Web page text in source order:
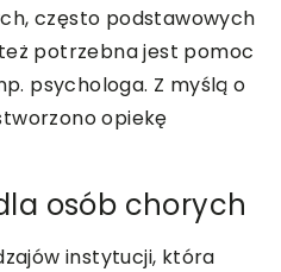
często podstawowych
potrzebna jest pomoc
psychologa. Z myślą o
opiekę
osób chorych
instytucji, która